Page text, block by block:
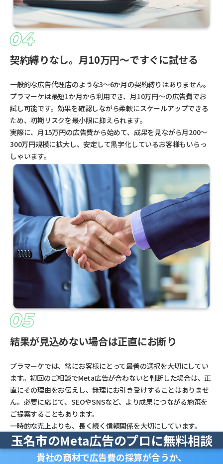
契約縛りなし。月10万円〜ですぐに試せる
一般的な広告代理店のような3〜6か月の契約縛りはありません。
プラマーケは最短1か月から利用でき、月10万円〜の広告費でお
試し可能です。効果を確認しながら柔軟にスケールアップできる
ため、初期リスクを最小限に抑えられます。
実際に、月15万円の広告費から始めて、成果を見ながら月200〜
300万円規模に拡大し、安定して黒字化しているお客様もいらっ
しゃいます。
結果が見込めない場合は正直にお断り
プラマーケでは、常にお客様にとって最善の選択を大切にしてい
ます。初回のご相談でMeta広告が合わないと判断した場合は、正
直にその理由をお伝えし、無理にお引き受けすることはありませ
ん。必要に応じて、SEOやSNSなど、より成果につながる施策を
ご提案することもあります。
一時的な売上よりも、長く続く信頼関係を大切にしています。
玉名市のMeta広告のプロに無料相談
貴社の商材で広告費の採算が合うか、